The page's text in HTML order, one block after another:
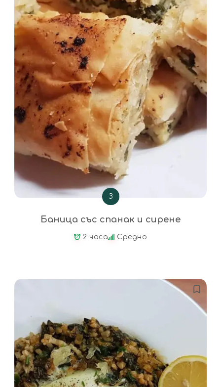
З
Баница със спанак и сирене
2 часа Средно